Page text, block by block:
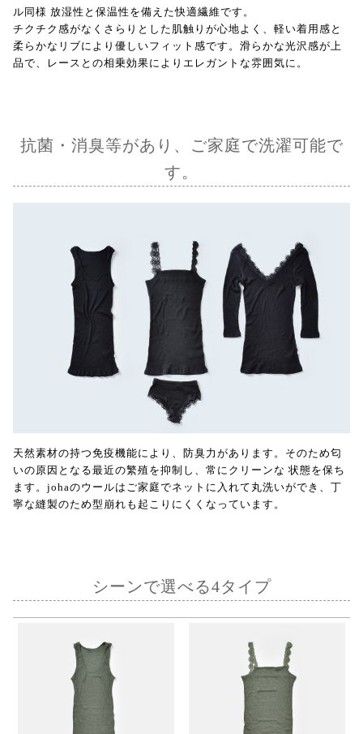
ル同様 放湿性と保温性を備えた快適繊維です。
チクチク感がなくさらりとした肌触りが心地よく、軽い着用感と
柔らかなリブにより優しいフィット感です。滑らかな光沢感が上
品で、レースとの相乗効果によりエレガントな雰囲気に。
抗菌・消臭等があり、ご家庭で洗濯可能で
す。
天然素材の持つ免疫機能により、防臭力があります。そのため匂
いの原因となる最近の繁殖を抑制し、常にクリーンな 状態を保ち
ます。johaのウールはご家庭でネットに入れて丸洗いができ、丁
寧な縫製のため型崩れも起こりにくくなっています。
シーンで選べる4タイプ